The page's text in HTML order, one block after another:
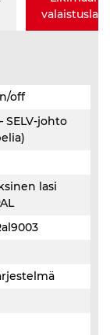
off
SELV-johto
lasi